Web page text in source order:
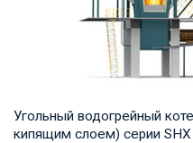
Угольный водогрейный
кипящим слоем) серии SHX